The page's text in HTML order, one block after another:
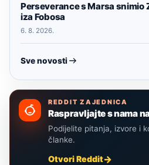
Perseverance s Marsa snimio
iza Fobosa
6. 8. 2026.
Sve novosti
REDDIT ZAJEDNICA
Raspravljajte s nama
Podijelite pitanja, izvore i
članke.
Otvori Reddit